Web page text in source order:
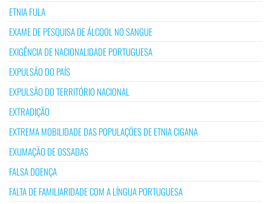
ETNIA FULA
EXAME DE PESQUISA DE ÁLCOOL NO SANGUE
EXIGÊNCIA DE NACIONALIDADE PORTUGUESA
EXPULSÃO DO PAÍS
EXPULSÃO DO TERRITÓRIO NACIONAL
EXTRADIÇÃO
EXTREMA MOBILIDADE DAS POPULAÇÕES DE ETNIA CIGANA
EXUMAÇÃO DE OSSADAS
FALSA DOENÇA
FALTA DE FAMILIARIDADE COM A LÍNGUA PORTUGUESA